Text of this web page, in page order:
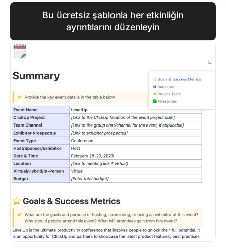
Bu ücretsiz şablonla her etkinliğin
ayrıntılarını düzenleyin